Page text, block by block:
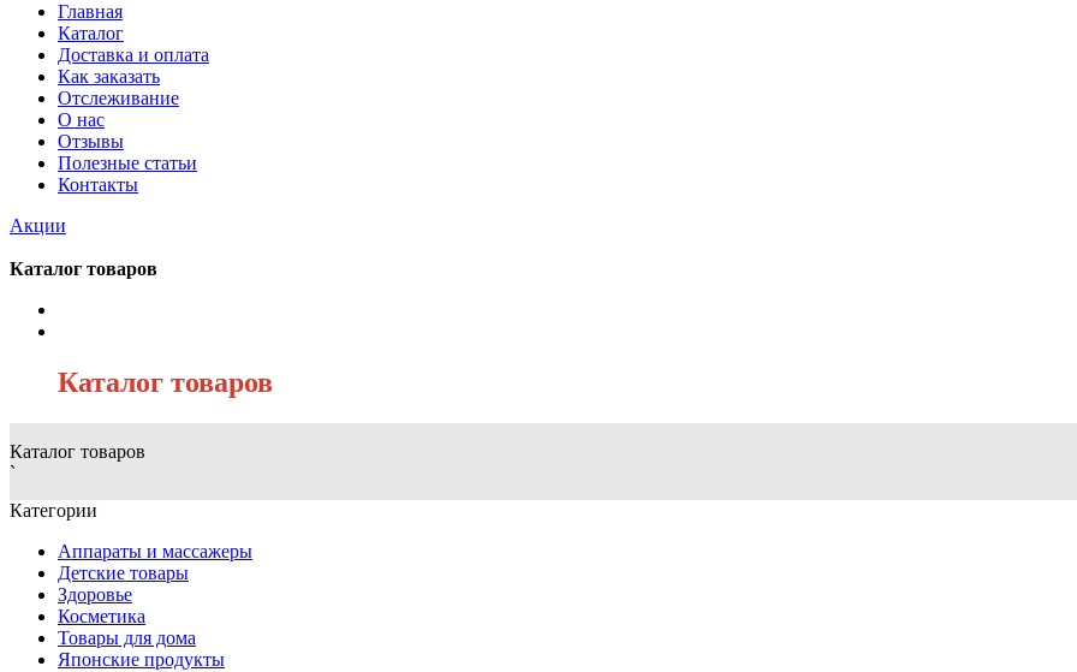
Главная
Каталог
Доставка и оплата
Как заказать
Отслеживание
О нас
Отзывы
Полезные статьи
Контакты
Акции
Каталог товаров
Каталог товаров
Каталог товаров
`
Категории
Аппараты и массажеры
Детские товары
Здоровье
Косметика
Товары для дома
Японские продукты